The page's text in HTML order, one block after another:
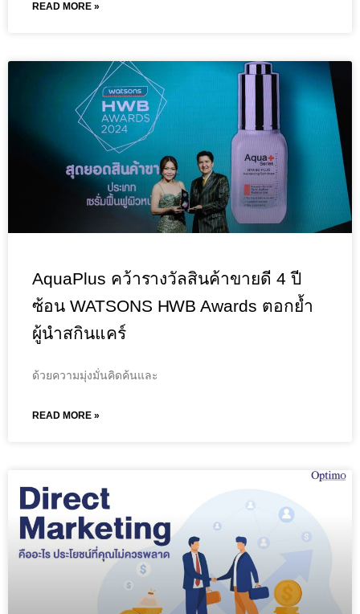
READ MORE »
AquaPlus คว้ารางวัลสินค้าขายดี 4 ปี
ซ้อน WATSONS HWB Awards ตอกย้ำ
ผู้นำสกินแคร์
ด้วยความมุ่งมั่นคิดค้นและ
READ MORE »